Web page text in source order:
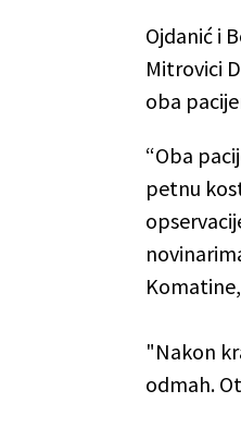
Ojdanić i
Mitrovici
oba
“Oba
petnu
"Nakon
odmah.